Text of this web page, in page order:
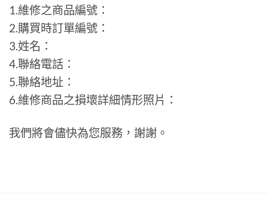
1.維修之商品編號：
2.購買時訂單編號：
3.姓名：
4.聯絡電話：
5.聯絡地址：
6.維修商品之損壞詳細情形照片：
我們將會儘快為您服務，謝謝。